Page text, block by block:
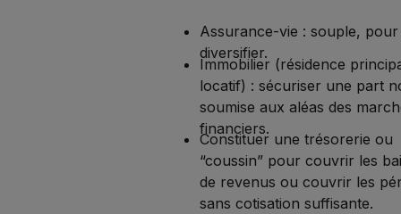
Assurance-vie : souple, pour
diversifier.
Immobilier (résidence
locatif) : sécuriser une part
soumise aux aléas des
financiers.
Constituer une trésorerie ou
“coussin” pour couvrir les
de revenus ou couvrir les
sans cotisation suffisante.